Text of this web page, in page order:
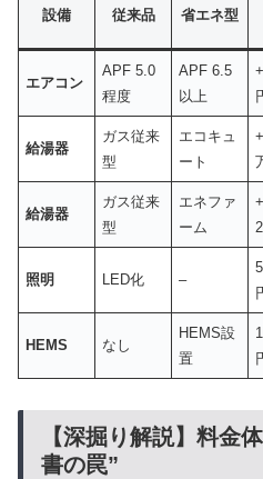
設備 従来品 省エネ型
エアコン
APF 5.0
程度
APF 6.5
以上
給湯器
ガス従来
型
エコキュ
ート
給湯器
ガス従来
型
エネファ
ーム
照明 LED化 –
HEMS なし
HEMS設
置
【深掘り解説】料金
書の罠”